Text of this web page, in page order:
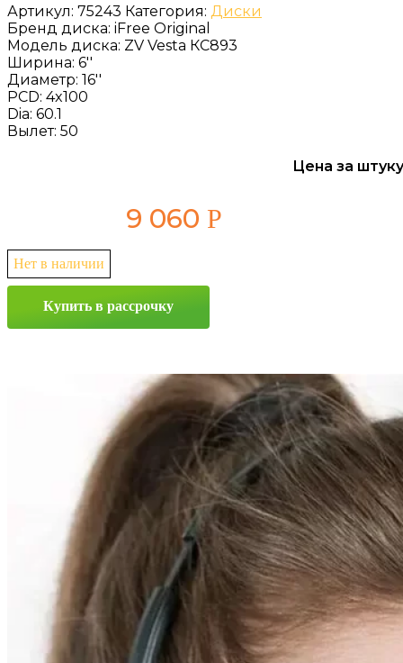
Артикул: 75243 Категория: Диски
Бренд диска: iFree Original
Модель диска: ZV Vesta КС893
Ширина: 6''
Диаметр: 16''
PCD: 4x100
Dia: 60.1
Вылет: 50
Цена за
9 060 Р
Нет в наличии
Купить в рассрочку